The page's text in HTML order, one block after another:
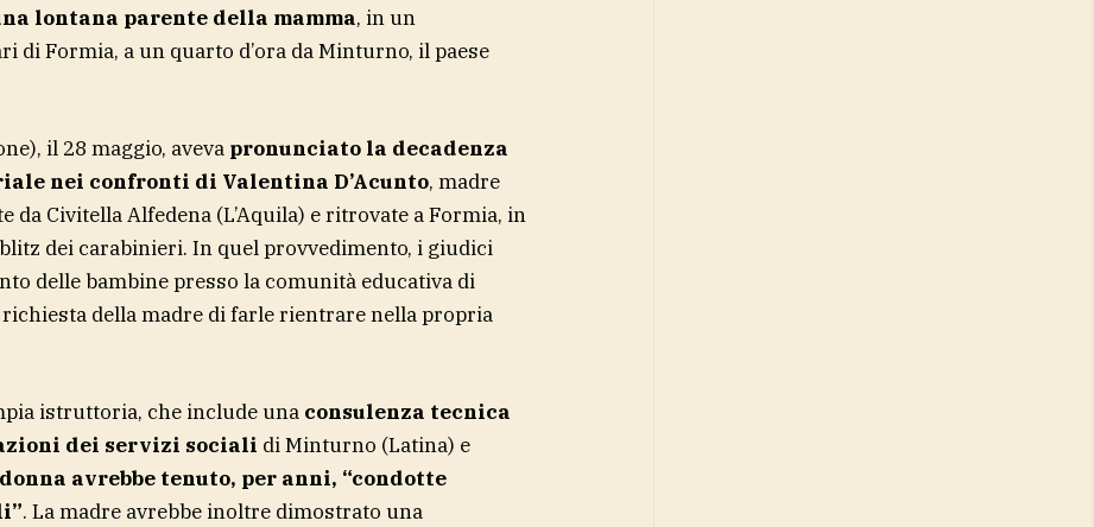
lontana parente della mamma, in un
di Formia, a un quarto d’ora da Minturno, il paese
il 28 maggio, avevapronunciato la decadenza
nei confronti di Valentina D’Acunto, madre
Civitella Alfedena (L’Aquila) e ritrovate a Formia, in
dei carabinieri. In quel provvedimento, i giudici
delle bambine presso la comunità educativa di
della madre di farle rientrare nella propria
istruttoria, che include una consulenza tecnica
dei servizi sociali di Minturno (Latina) e
avrebbe tenuto, per anni, “condotte
. La madre avrebbe inoltre dimostrato una